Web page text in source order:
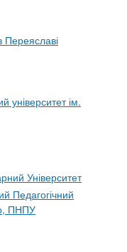
Переяславі
університет ім.
Університет
Педагогічний
ПНПУ